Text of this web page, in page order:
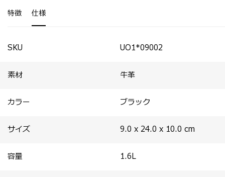
・旅先でもスマートに持ち運べる設計で、自分へのご褒美
やギフトにもおすすめ。
・上質感と機能性を兼ね備え、インテリアとしても楽しめ
・牛革を使用し、撥水加工や人工スウェードの内装*な
・仕切り板で3室に分かれ、安定性を確保。
・頻繁な開閉にも安心な背当て付き。
・上蓋が大きく開き、アイテムを出し入れしやすい構造。
特徴 仕様
SKU UO1*09002
素材 牛革
カラー ブラック
サイズ 9.0 x 24.0 x 10.0 cm
容量 1.6L